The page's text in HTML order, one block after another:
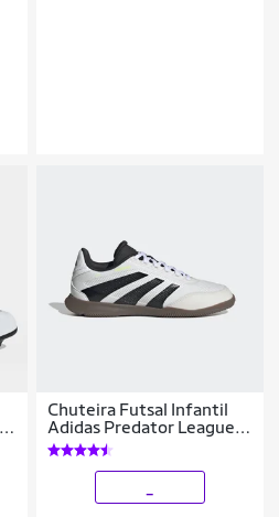
Chuteira Futsal Infantil
Adidas Predator League
Unissex